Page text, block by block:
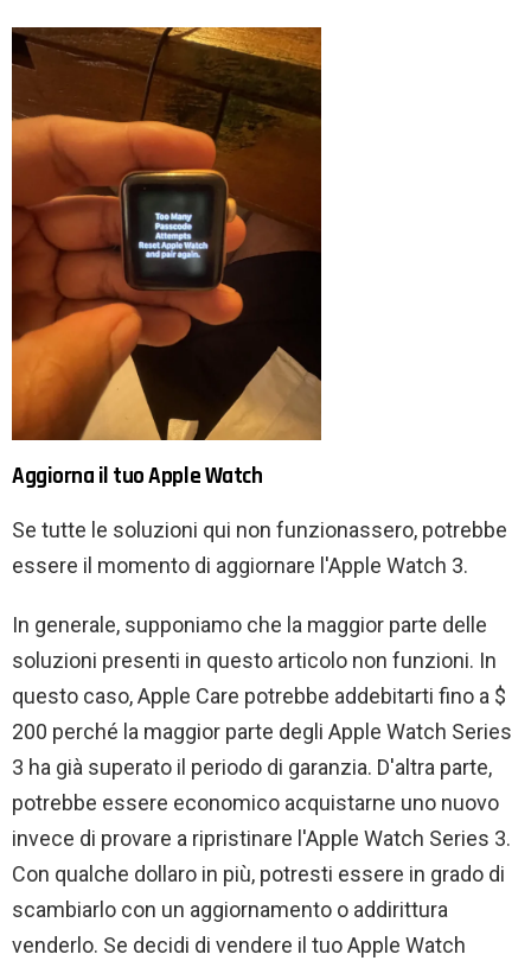
Aggiorna il tuo Apple Watch
Se tutte le soluzioni qui non funzionassero, potrebbe
essere il momento di aggiornare l'Apple Watch 3.
In generale, supponiamo che la maggior parte delle
soluzioni presenti in questo articolo non funzioni. In
questo caso, Apple Care potrebbe addebitarti fino a $
200 perché la maggior parte degli Apple Watch Series
3 ha già superato il periodo di garanzia. D'altra parte,
potrebbe essere economico acquistarne uno nuovo
invece di provare a ripristinare l'Apple Watch Series 3.
Con qualche dollaro in più, potresti essere in grado di
scambiarlo con un aggiornamento o addirittura
venderlo. Se decidi di vendere il tuo Apple Watch